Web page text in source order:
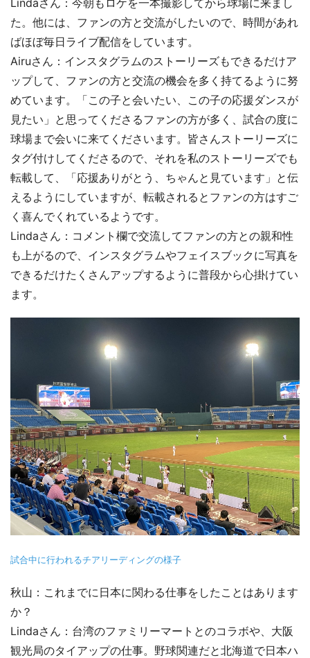
Lindaさん：今朝もロケを一本撮影してから球場に来まし
た。他には、ファンの方と交流がしたいので、時間があれ
ばほぼ毎日ライブ配信をしています。
Airuさん：インスタグラムのストーリーズもできるだけア
ップして、ファンの方と交流の機会を多く持てるように努
めています。「この子と会いたい、この子の応援ダンスが
見たい」と思ってくださるファンの方が多く、試合の度に
球場まで会いに来てくださいます。皆さんストーリーズに
タグ付けしてくださるので、それを私のストーリーズでも
転載して、「応援ありがとう、ちゃんと見ています」と伝
えるようにしていますが、転載されるとファンの方はすご
く喜んでくれているようです。
Lindaさん：コメント欄で交流してファンの方との親和性
も上がるので、インスタグラムやフェイスブックに写真を
できるだけたくさんアップするように普段から心掛けてい
ます。
試合中に行われるチアリーディングの様子
秋山：これまでに日本に関わる仕事をしたことはあります
か？
Lindaさん：台湾のファミリーマートとのコラボや、大阪
観光局のタイアップの仕事。野球関連だと北海道で日本ハ